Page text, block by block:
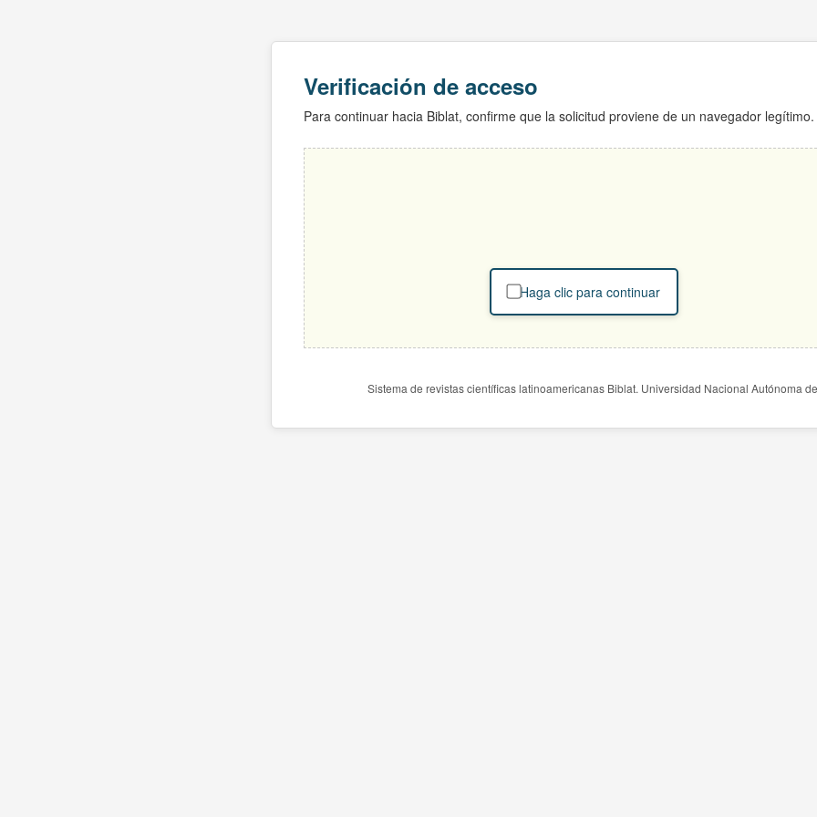
Verificación de acceso
Para continuar hacia Biblat, confirme que la solicitud proviene de un navegador legítimo.
Haga clic para continuar
Sistema de revistas científicas latinoamericanas Biblat. Universidad Nacional Autónoma